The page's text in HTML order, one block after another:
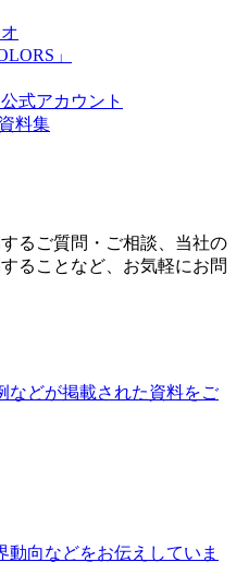
」
式アカウント
料集
るご質問・ご相談、当社の
ることなど、お気軽にお問
などが掲載された資料をご
向などをお伝えしていま